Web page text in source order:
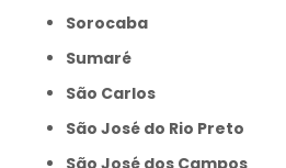
Sorocaba
Sumaré
São Carlos
São José do Rio Preto
São José dos Campos